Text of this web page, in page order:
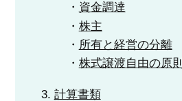
資金調達
株主
所有と経営の分離
株式譲渡自由の原則
計算書類